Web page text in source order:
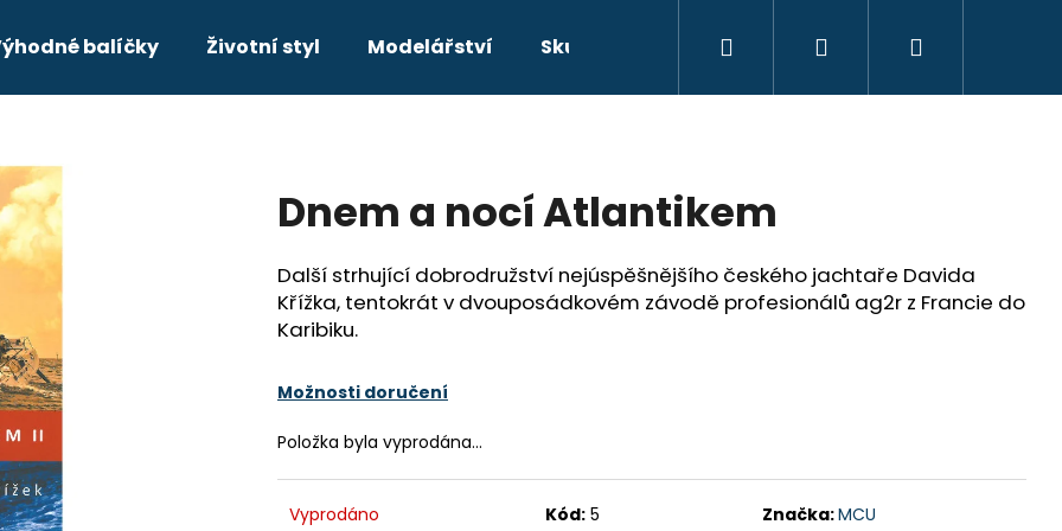
balíčky Životní styl Modelářství Skutečné příběhy Beletrie Doprava a
Přihlášení
Dnem a nocí Atlantikem
Další strhující dobrodružství nejúspěšnějšího českého jachtaře Davida
Křížka, tentokrát v dvouposádkovém závodě profesionálů ag2r z Francie do
Karibiku.
Možnosti doručení
Položka byla vyprodána…
Vyprodáno Kód: 5 Značka:MCU
HLEDAT
KOMPLETNÍ PRŮVODCE PRO
Kč
349 Kč